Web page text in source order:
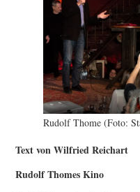
Rudolf Thome (Foto:
Text von Wilfried Reichart
Rudolf Thomes Kino